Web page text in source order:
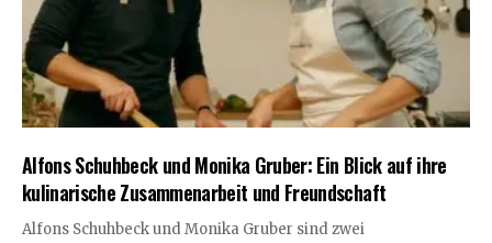
Alfons Schuhbeck und Monika Gruber: Ein Blick auf ihre
kulinarische Zusammenarbeit und Freundschaft
Alfons Schuhbeck und Monika Gruber sind zwei